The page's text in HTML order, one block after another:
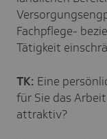
Fachpflege-
Tätigkeit
TK: Eine
für Sie das
attraktiv?